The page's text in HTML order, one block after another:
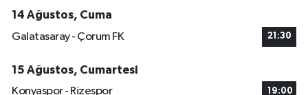
14 Ağustos, Cuma
Galatasaray - Çorum FK
21:30
15 Ağustos, Cumartesi
Konyaspor - Rizespor
19:00